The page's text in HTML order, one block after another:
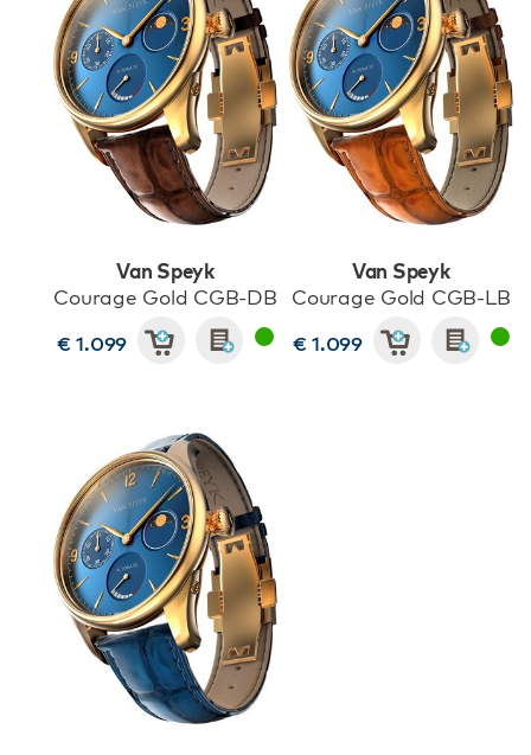
Van Speyk
Courage Gold CGB-DB
€ 1.099
Van Speyk
Courage Gold CGB-LB
€ 1.099